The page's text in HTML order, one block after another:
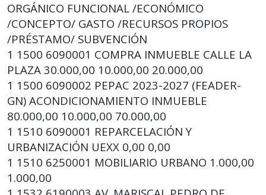
ORGÁNICO FUNCIONAL /ECONÓMICO
/CONCEPTO/ GASTO /RECURSOS PROPIOS
/PRÉSTAMO/ SUBVENCIÓN
1 1500 6090001 COMPRA INMUEBLE CALLE LA
PLAZA 30.000,00 10.000,00 20.000,00
1 1500 6090002 PEPAC 2023-2027 (FEADER-
GN) ACONDICIONAMIENTO INMUEBLE
80.000,00 10.000,00 70.000,00
1 1510 6090001 REPARCELACIÓN Y
URBANIZACIÓN UEXX 0,00 0,00
1 1510 6250001 MOBILIARIO URBANO 1.000,00
1.000,00